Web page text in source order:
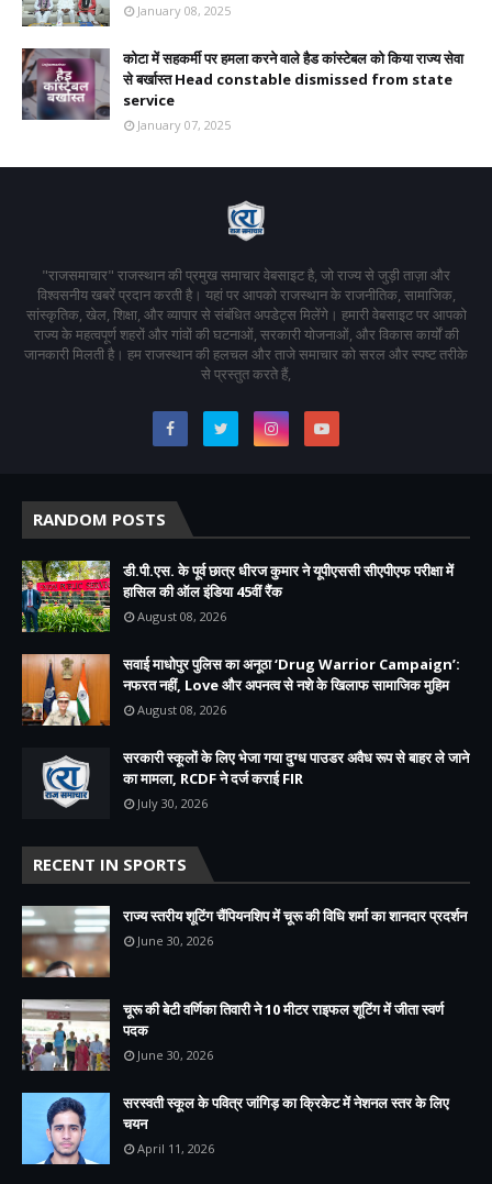
January 08, 2025
कोटा में सहकर्मी पर हमला करने वाले हैड कांस्टेबल को किया राज्य सेवा
से बर्खास्त Head constable dismissed from state
service
January 07, 2025
"राजसमाचार" राजस्थान की प्रमुख समाचार वेबसाइट है, जो राज्य से जुड़ी ताज़ा और
विश्वसनीय खबरें प्रदान करती है। यहां पर आपको राजस्थान के राजनीतिक, सामाजिक,
सांस्कृतिक, खेल, शिक्षा, और व्यापार से संबंधित अपडेट्स मिलेंगे। हमारी वेबसाइट पर आपको
राज्य के महत्वपूर्ण शहरों और गांवों की घटनाओं, सरकारी योजनाओं, और विकास कार्यों की
जानकारी मिलती है। हम राजस्थान की हलचल और ताजे समाचार को सरल और स्पष्ट तरीके
से प्रस्तुत करते हैं,
RANDOM POSTS
डी.पी.एस. के पूर्व छात्र धीरज कुमार ने यूपीएससी सीएपीएफ परीक्षा में
हासिल की ऑल इंडिया 45वीं रैंक
August 08, 2026
सवाई माधोपुर पुलिस का अनूठा ‘Drug Warrior Campaign’:
नफरत नहीं, Love और अपनत्व से नशे के खिलाफ सामाजिक मुहिम
August 08, 2026
सरकारी स्कूलों के लिए भेजा गया दुग्ध पाउडर अवैध रूप से बाहर ले जाने
का मामला, RCDF ने दर्ज कराई FIR
July 30, 2026
RECENT IN SPORTS
राज्य स्तरीय शूटिंग चैंपियनशिप में चूरू की विधि शर्मा का शानदार प्रदर्शन
June 30, 2026
चूरू की बेटी वर्णिका तिवारी ने 10 मीटर राइफल शूटिंग में जीता स्वर्ण
पदक
June 30, 2026
सरस्वती स्कूल के पवित्र जांगिड़ का क्रिकेट में नेशनल स्तर के लिए
चयन
April 11, 2026